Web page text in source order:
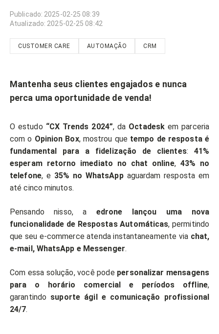
Publicado: 2025-02-25 08:39
Atualizado: 2025-02-25 08:42
CUSTOMER CARE AUTOMAÇÃO CRM
Mantenha seus clientes engajados e nunca
perca uma oportunidade de venda!
O estudo “CX Trends 2024”, da Octadesk em parceria
com o Opinion Box, mostrou que tempo de resposta é
fundamental para a fidelização de clientes: 41%
esperam retorno imediato no chat online, 43% no
telefone, e 35% no WhatsAppaguardam resposta em
até cinco minutos.
Pensando nisso, a edrone lançou uma nova
funcionalidade de Respostas Automáticas, permitindo
que seu e-commerce atenda instantaneamente via chat,
e-mail, WhatsApp e Messenger.
Com essa solução, você pode personalizar mensagens
para o horário comercial e períodos offline,
garantindo suporte ágil e comunicação profissional
24/7.